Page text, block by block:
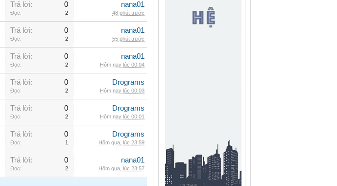
Trả lời: 0
Đọc: 2
nana01
48 phút trước
Trả lời: 0
Đọc: 2
nana01
55 phút trước
Trả lời: 0
Đọc: 2
nana01
Hôm nay lúc 00:04
Trả lời: 0
Đọc: 2
Drograms
Hôm nay lúc 00:03
Trả lời: 0
Đọc: 2
Drograms
Hôm nay lúc 00:01
Trả lời: 0
Đọc: 1
Drograms
Hôm qua, lúc 23:59
Trả lời: 0
Đọc: 2
nana01
Hôm qua, lúc 23:57